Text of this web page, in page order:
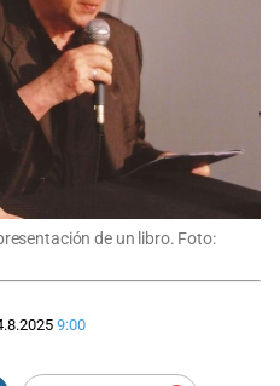
de un libro. Foto:
9:00